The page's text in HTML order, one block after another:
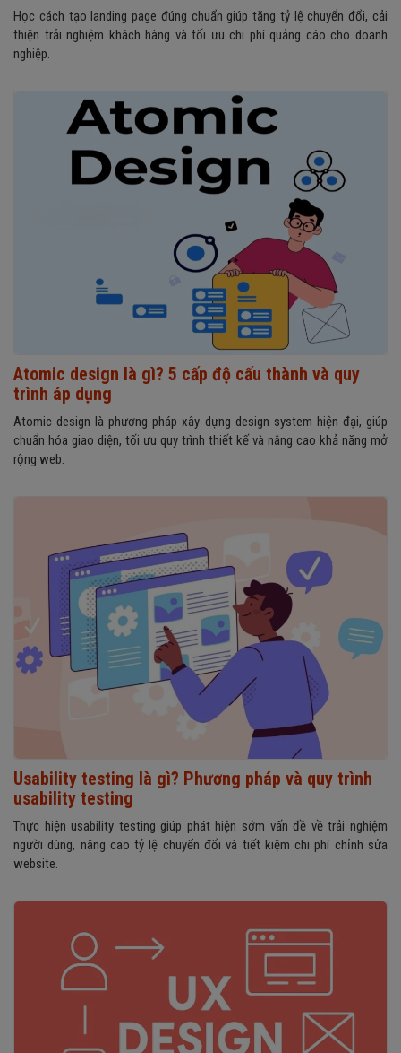
Học cách tạo landing page đúng chuẩn giúp tăng tỷ lệ chuyển đổi, cải
thiện trải nghiệm khách hàng và tối ưu chi phí quảng cáo cho doanh
nghiệp.
Atomic design là gì? 5 cấp độ cấu thành và quy
trình áp dụng
Atomic design là phương pháp xây dựng design system hiện đại, giúp
chuẩn hóa giao diện, tối ưu quy trình thiết kế và nâng cao khả năng mở
rộng web.
Usability testing là gì? Phương pháp và quy trình
usability testing
Thực hiện usability testing giúp phát hiện sớm vấn đề về trải nghiệm
người dùng, nâng cao tỷ lệ chuyển đổi và tiết kiệm chi phí chỉnh sửa
website.